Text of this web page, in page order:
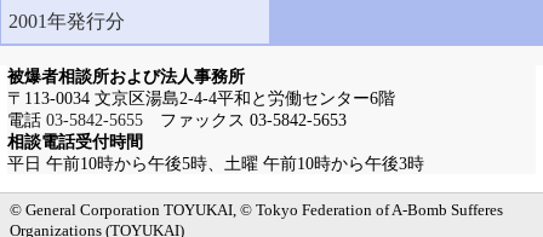
被爆者相談所および法人事務所
〒113-0034 文京区湯島2-4-4平和と労働センター6階
電話 03-5842-5655ファックス 03-5842-5653
相談電話受付時間
平日 午前10時から午後5時、土曜 午前10時から午後3時
2001年発行分
メインメニューへ
サブメニューへ
現在地ナビ（パンくずリスト）へ
本文の冒頭へ
ページの先頭へ
© General Corporation TOYUKAI, © Tokyo Federation of A-Bomb Sufferes
Organizations (TOYUKAI)